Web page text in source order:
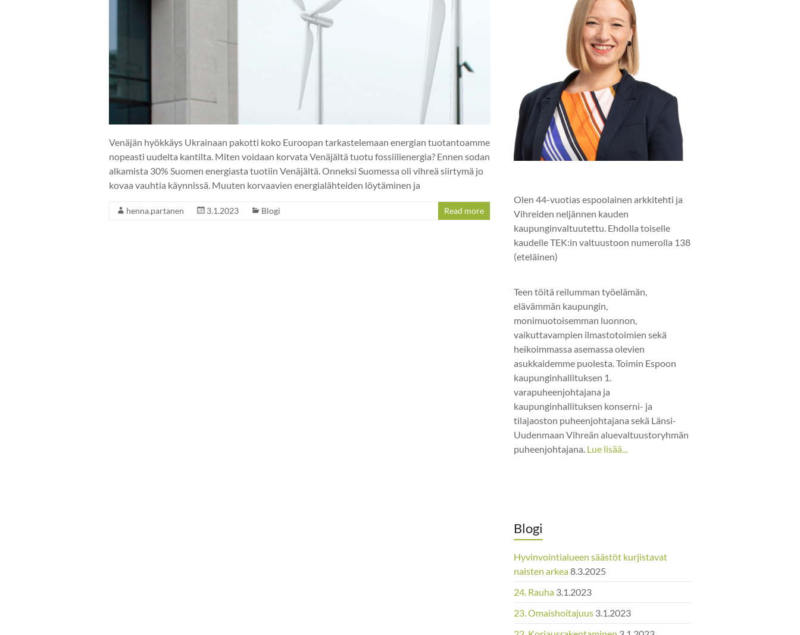
Venäjän hyökkäys Ukrainaan pakotti koko Euroopan tarkastelemaan energian tuotantoamme
nopeasti uudelta kantilta. Miten voidaan korvata Venäjältä tuotu fossiilienergia? Ennen sodan
alkamista 30% Suomen energiasta tuotiin Venäjältä. Onneksi Suomessa oli vihreä siirtymä jo
kovaa vauhtia käynnissä. Muuten korvaavien energialähteiden löytäminen ja
henna.partanen 3.1.2023 Blogi Read more
Olen 44-vuotias espoolainen arkkitehti ja
Vihreiden neljännen kauden
kaupunginvaltuutettu. Ehdolla toiselle
kaudelle TEK:in valtuustoon numerolla 138
(eteläinen)
Teen töitä reilumman työelämän,
elävämmän kaupungin,
monimuotoisemman luonnon,
vaikuttavampien ilmastotoimien sekä
heikoimmassa asemassa olevien
asukkaidemme puolesta. Toimin Espoon
kaupunginhallituksen 1.
varapuheenjohtajana ja
kaupunginhallituksen konserni- ja
tilajaoston puheenjohtajana sekä Länsi-
Uudenmaan Vihreän aluevaltuustoryhmän
puheenjohtajana. Lue lisää...
Blogi
Hyvinvointialueen säästöt kurjistavat
naisten arkea8.3.2025
24. Rauha 3.1.2023
23. Omaishoitajuus 3.1.2023